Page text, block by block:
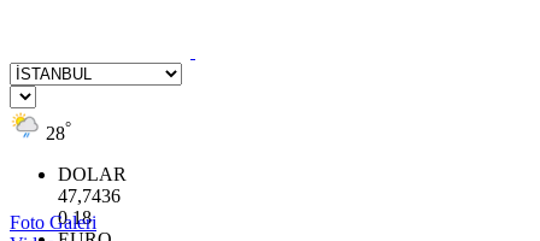
28°
DOLAR
47,7436
0.18
Foto Galeri